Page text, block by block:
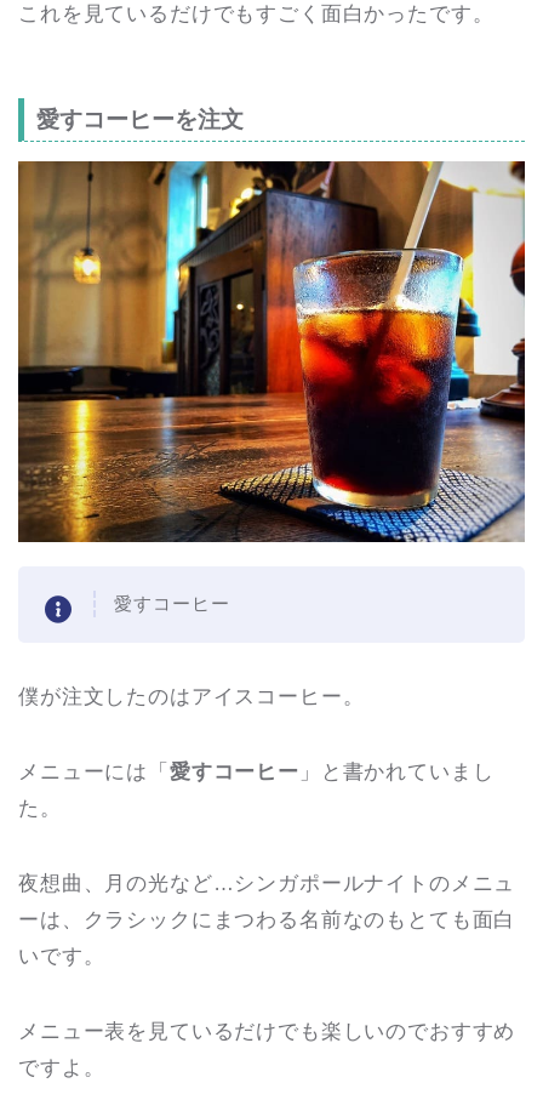
これを見ているだけでもすごく面白かったです。
愛すコーヒーを注文
愛すコーヒー
僕が注文したのはアイスコーヒー。
メニューには「 愛すコーヒー 」と書かれていまし
た。
夜想曲、月の光など…シンガポールナイトのメニュ
ーは、クラシックにまつわる名前なのもとても面白
いです。
メニュー表を見ているだけでも楽しいのでおすすめ
ですよ。